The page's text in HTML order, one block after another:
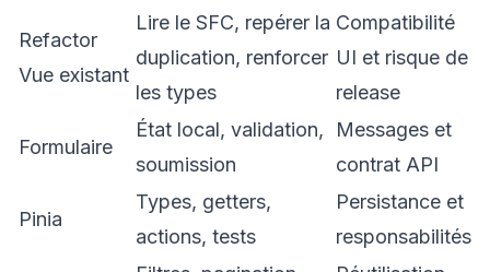
Refactor
Vue existant
Lire le SFC, repérer la
duplication, renforcer
les types
Compatibilité
UI et risque de
release
Formulaire
État local, validation,
soumission
Messages et
contrat API
Pinia
Types, getters,
actions, tests
Persistance et
responsabilités